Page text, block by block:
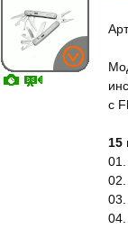
с
15
01.
02.
03.